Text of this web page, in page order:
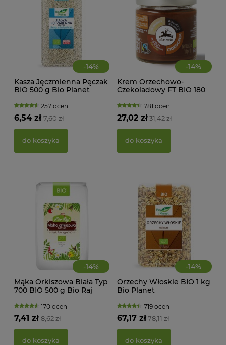
-14%
Kasza Jęczmienna Pęczak
BIO 500 g Bio Planet
257 ocen
7,60 zł
6,54 zł
do koszyka
-14%
Krem Orzechowo-
Czekoladowy FT BIO 180
781 ocen
31,42 zł
27,02 zł
do koszyka
-14%
Mąka Orkiszowa Biała Typ
700 BIO 500 g Bio Raj
170 ocen
8,62 zł
7,41 zł
do koszyka
-14%
Orzechy Włoskie BIO 1 kg
Bio Planet
719 ocen
78,11 zł
67,17 zł
do koszyka